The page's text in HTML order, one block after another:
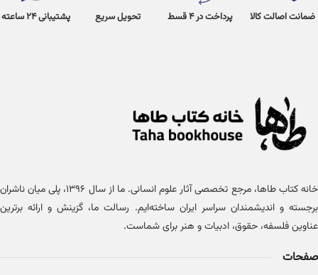
ضمانت اصالت کالا پرداخت در 4 قسط تحویل سریع پشتیبانی 24 ساعته
خانه کتاب طاها، مرجع تخصصی آثار علوم انسانی. ما از سال ۱۳۹۶، پلی میان ناشران
برجسته و اندیشمندان سراسر ایران ساخته‌ایم. رسالت ما، گزینش و ارائه برترین
عناوین فلسفه، حقوق، ادبیات و هنر برای شماست.
صفحات